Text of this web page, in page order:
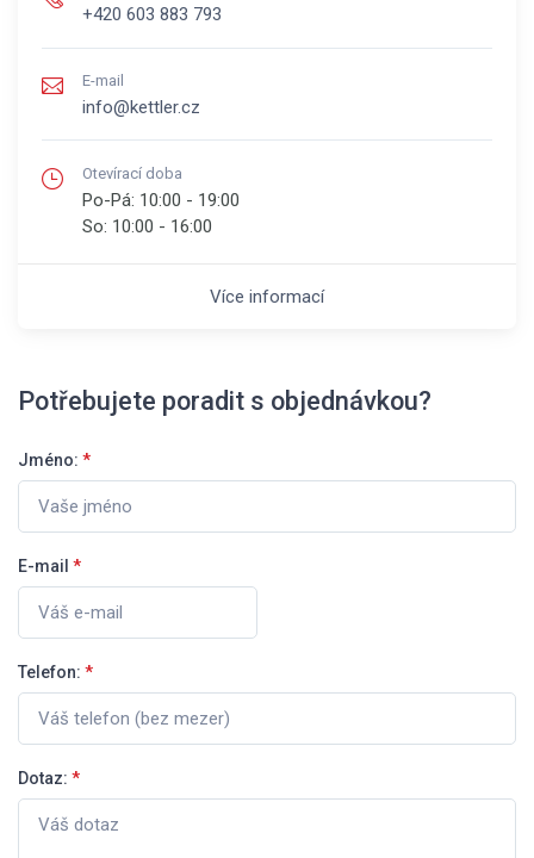
+420 603 883 793
E-mail
info@kettler.cz
Otevírací doba
Po-Pá: 10:00 - 19:00
So: 10:00 - 16:00
Více informací
Potřebujete poradit s objednávkou?
Jméno: *
E-mail *
Telefon: *
Dotaz: *